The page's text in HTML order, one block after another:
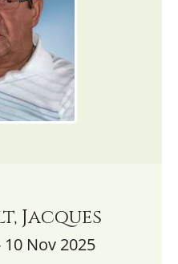
Jacques
10 Nov 2025